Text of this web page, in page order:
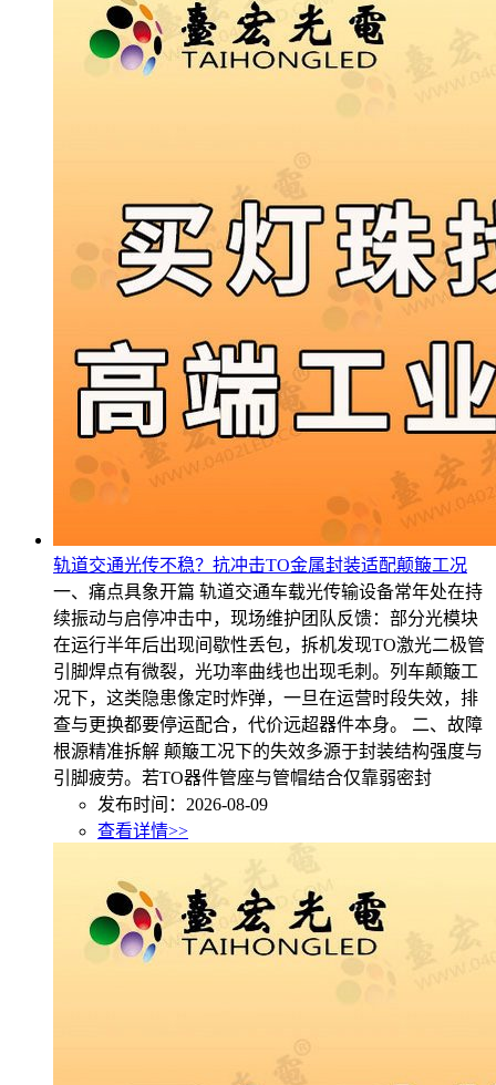
轨道交通光传不稳？抗冲击TO金属封装适配颠簸工况
一、痛点具象开篇 轨道交通车载光传输设备常年处在持
续振动与启停冲击中，现场维护团队反馈：部分光模块
在运行半年后出现间歇性丢包，拆机发现TO激光二极管
引脚焊点有微裂，光功率曲线也出现毛刺。列车颠簸工
况下，这类隐患像定时炸弹，一旦在运营时段失效，排
查与更换都要停运配合，代价远超器件本身。 二、故障
根源精准拆解 颠簸工况下的失效多源于封装结构强度与
引脚疲劳。若TO器件管座与管帽结合仅靠弱密封
发布时间：2026-08-09
查看详情>>